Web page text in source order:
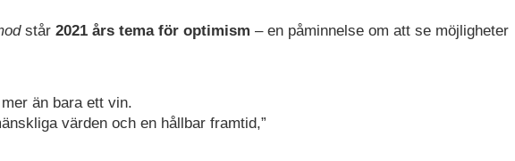
står 2021 års tema för optimism – en påminnelse om att se möjligheter
än bara ett vin.
värden och en hållbar framtid,”